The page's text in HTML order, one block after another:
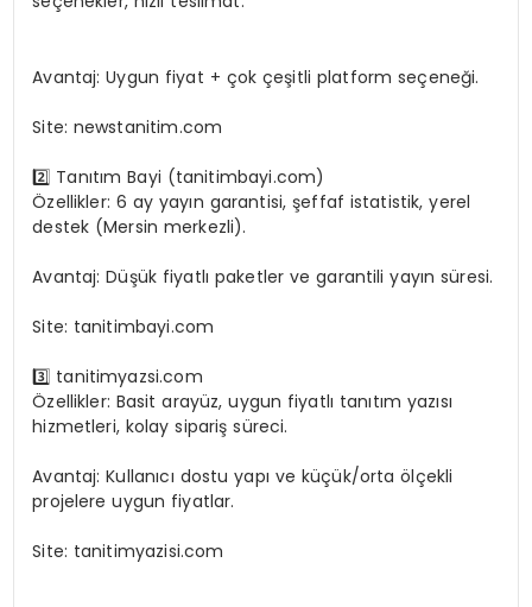
Avantaj: Uygun fiyat + çok çeşitli platform seçeneği.
Site: newstanitim.com
2️⃣ Tanıtım Bayi (tanitimbayi.com)
Özellikler: 6 ay yayın garantisi, şeffaf istatistik, yerel
destek (Mersin merkezli).
Avantaj: Düşük fiyatlı paketler ve garantili yayın süresi.
Site: tanitimbayi.com
3️⃣ tanitimyazsi.com
Özellikler: Basit arayüz, uygun fiyatlı tanıtım yazısı
hizmetleri, kolay sipariş süreci.
Avantaj: Kullanıcı dostu yapı ve küçük/orta ölçekli
projelere uygun fiyatlar.
Site: tanitimyazisi.com